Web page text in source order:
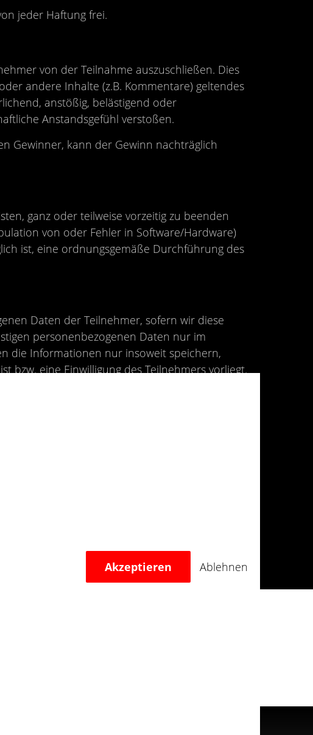
Akzeptieren Ablehnen
jeder Haftung frei.
von der Teilnahme auszuschließen. Dies
andere Inhalte (z.B. Kommentare) geltendes
anstößig, belästigend oder
Anstandsgefühl verstoßen.
Gewinner, kann der Gewinn nachträglich
ganz oder teilweise vorzeitig zu beenden
von oder Fehler in Software/Hardware)
ist, eine ordnungsgemäße Durchführung des
Daten der Teilnehmer, sofern wir diese
personenbezogenen Daten nur im
die Informationen nur insoweit speichern,
bzw. eine Einwilligung des Teilnehmers vorliegt.